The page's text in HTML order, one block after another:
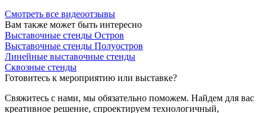
Смотреть все видеоотзывы
Вам также может быть интересно
Выставочные стенды Остров
Выставочные стенды Полуостров
Линейные выставочные стенды
Сквозные стенды
Готовитесь к мероприятию или выставке?
Свяжитесь с нами, мы обязательно поможем. Найдем для вас
креативное решение, спроектируем технологичный,